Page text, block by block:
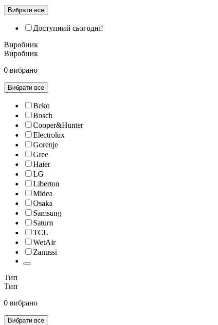
Вибрати все
Доступний сьогодні!
Виробник
Виробник
0 вибрано
Вибрати все
Beko
Bosch
Cooper&Hunter
Electrolux
Gorenje
Gree
Haier
LG
Liberton
Midea
Osaka
Samsung
Saturn
TCL
WetAir
Zanussi
Тип
Тип
0 вибрано
Вибрати все